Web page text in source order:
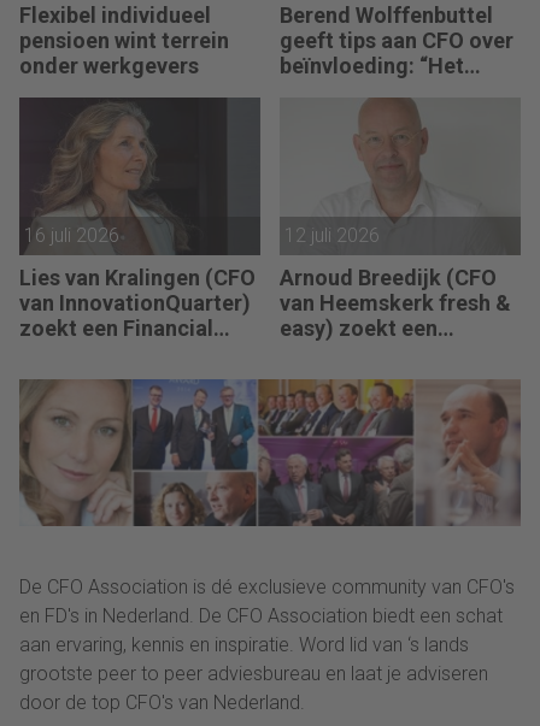
Flexibel individueel
pensioen wint terrein
onder werkgevers
Berend Wolffenbuttel
geeft tips aan CFO over
beïnvloeding: “Het
je niet aansluit.”
16 juli 2026
Lies van Kralingen (CFO
van InnovationQuarter)
zoekt een Financial
betekent dat de
rapportagecyclus
sneller, slimmer en
betrouwbaarder
verloopt.”
12 juli 2026
Arnoud Breedijk (CFO
van Heemskerk fresh &
easy) zoekt een
Finance Controller: “De
transitie van ons
Finance team is in volle
gang.”
De CFO Association is dé exclusieve community van CFO's
en FD's in Nederland. De CFO Association biedt een schat
aan ervaring, kennis en inspiratie. Word lid van ‘s lands
grootste peer to peer adviesbureau en laat je adviseren
door de top CFO's van Nederland.